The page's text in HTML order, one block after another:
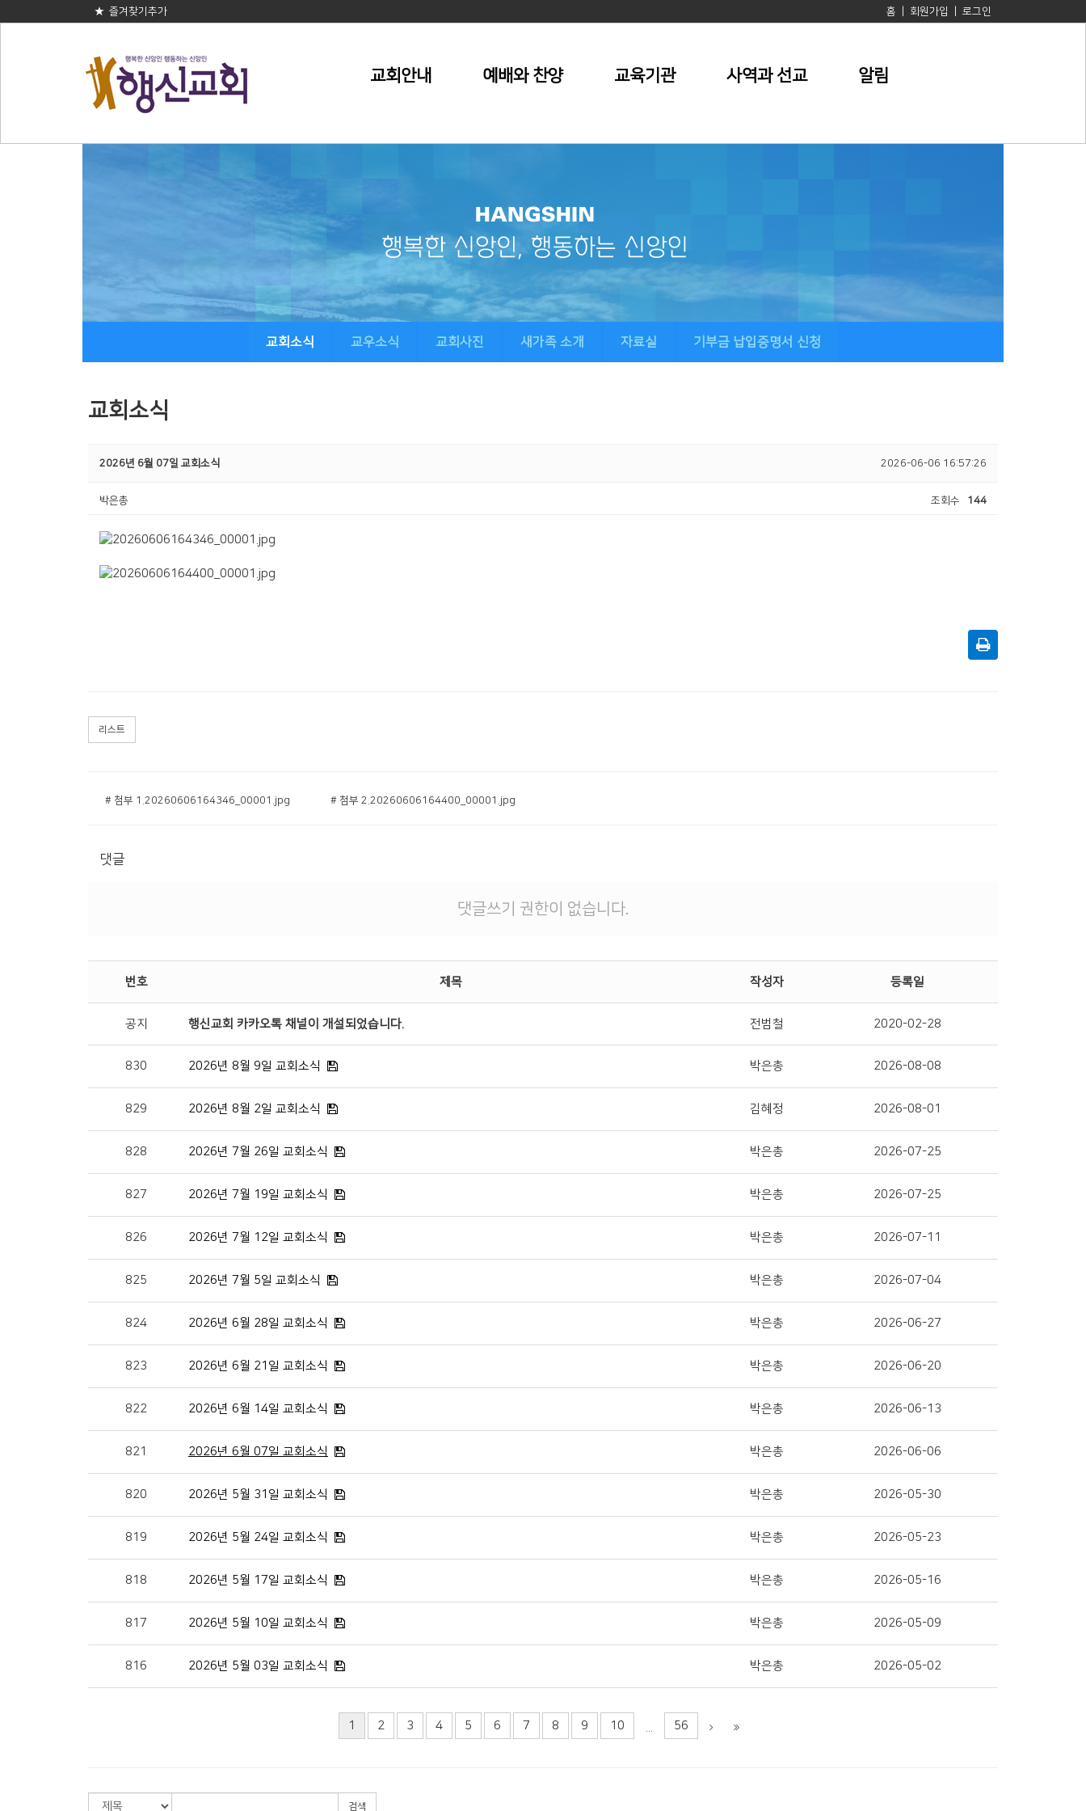
★ 즐겨찾기추가 홈 회원가입 로그인
교회안내 예배와 찬양 교육기관 사역과 선교 알림
교회소식 교우소식 교회사진 새가족 소개 자료실 기부금 납입증명서 신청
교회소식
2026년 6월 07일 교회소식 2026-06-06 16:57:26
박은총 조회수 144
리스트
# 첨부 1.20260606164346_00001.jpg # 첨부 2.20260606164400_00001.jpg
댓글
댓글쓰기 권한이 없습니다.
번호 제목 작성자 등록일
공지 행신교회 카카오톡 채널이 개설되었습니다. 전범철 2020-02-28
830 2026년 8월 9일 교회소식 박은총 2026-08-08
829 2026년 8월 2일 교회소식 김혜정 2026-08-01
828 2026년 7월 26일 교회소식 박은총 2026-07-25
827 2026년 7월 19일 교회소식 박은총 2026-07-25
826 2026년 7월 12일 교회소식 박은총 2026-07-11
825 2026년 7월 5일 교회소식 박은총 2026-07-04
824 2026년 6월 28일 교회소식 박은총 2026-06-27
823 2026년 6월 21일 교회소식 박은총 2026-06-20
822 2026년 6월 14일 교회소식 박은총 2026-06-13
821 2026년 6월 07일 교회소식 박은총 2026-06-06
820 2026년 5월 31일 교회소식 박은총 2026-05-30
819 2026년 5월 24일 교회소식 박은총 2026-05-23
818 2026년 5월 17일 교회소식 박은총 2026-05-16
817 2026년 5월 10일 교회소식 박은총 2026-05-09
816 2026년 5월 03일 교회소식 박은총 2026-05-02
1 2 3 4 5 6 7 8 9 10 56
검색